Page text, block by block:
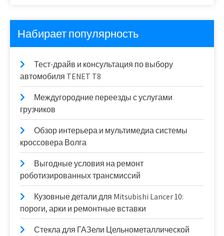
Набирает популярность
Тест-драйв и консультация по выбору
автомобиля TENET T8
Междугородние переезды с услугами
грузчиков
Обзор интерьера и мультимедиа системы
кроссовера Волга
Выгодные условия на ремонт
роботизированных трансмиссий
Кузовные детали для Mitsubishi Lancer 10:
пороги, арки и ремонтные вставки
Стекла для ГАЗели Цельнометаллической